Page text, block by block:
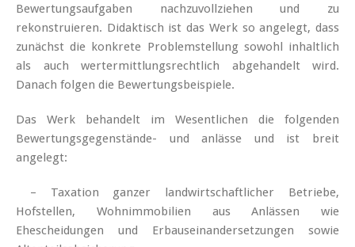
Bewertungsaufgaben nachzuvollziehen und zu
rekonstruieren. Didaktisch ist das Werk so angelegt, dass
zunächst die konkrete Problemstellung sowohl inhaltlich
als auch wertermittlungsrechtlich abgehandelt wird.
Danach folgen die Bewertungsbeispiele.
Das Werk behandelt im Wesentlichen die folgenden
Bewertungsgegenstände- und anlässe und ist breit
angelegt:
– Taxation ganzer landwirtschaftlicher Betriebe,
Hofstellen, Wohnimmobilien aus Anlässen wie
Ehescheidungen und Erbauseinandersetzungen sowie